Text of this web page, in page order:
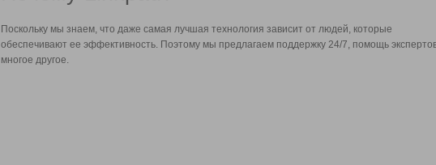
Поскольку мы знаем, что даже самая лучшая технология зависит от людей, которые
обеспечивают ее эффективность. Поэтому мы предлагаем поддержку 24/7, помощь
многое другое.